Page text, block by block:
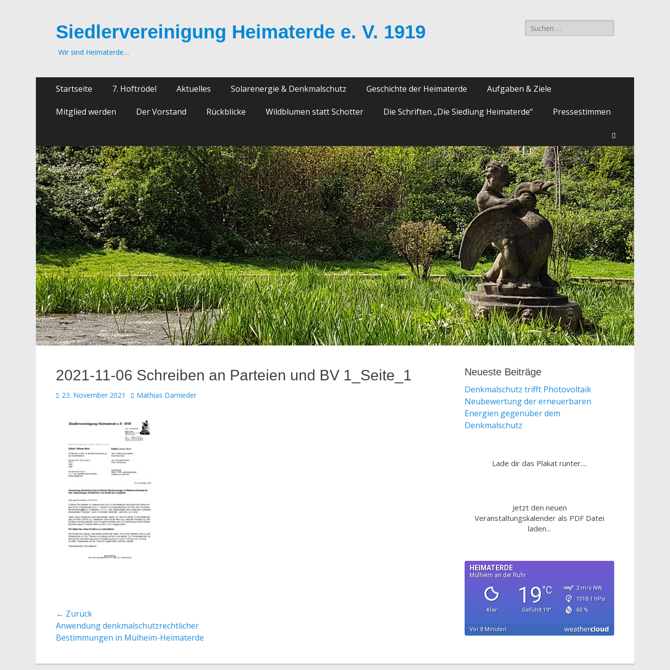
Siedlervereinigung Heimaterde e. V. 1919
Wir sind Heimaterde…
Suche
nach:
Primäres
Inhalt
springen
Startseite 7. Hoftrödel Aktuelles Solarenergie & Denkmalschutz Geschichte der Heimaterde Aufgaben & Ziele
Mitglied werden Der Vorstand Rückblicke Wildblumen statt Schotter Die Schriften „Die Siedlung Heimaterde“ Pressestimmen
2021-11-06 Schreiben an Parteien und BV 1_Seite_1
Veröffentlicht
23. November 2021 Autor
Mathias Darnieder
Beitrags-
Navigation
← Zurück
Vorheriger
Beitrag:
Anwendung denkmalschutzrechtlicher
Bestimmungen in Mülheim-Heimaterde
Neueste Beiträge
Denkmalschutz trifft Photovoltaik
Neubewertung der erneuerbaren
Energien gegenüber dem
Denkmalschutz
Lade dir das Plakat runter....
Jetzt den neuen
Veranstaltungskalender als PDF Datei
laden...